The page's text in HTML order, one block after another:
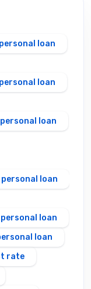
loan
loan
loan
personal loan
loan
loan
rate